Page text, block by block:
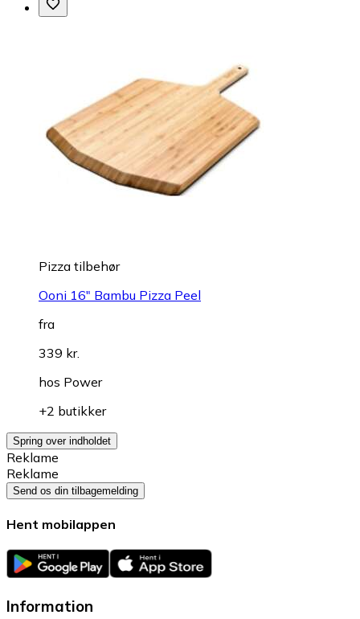
Pizza tilbehør
Ooni 16" Bambu Pizza Peel
fra
339 kr.
hos Power
+2 butikker
Spring over indholdet
Reklame
Reklame
Send os din tilbagemelding
Hent mobilappen
Information